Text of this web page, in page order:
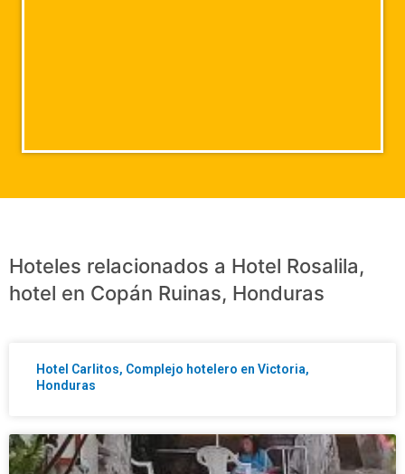
Hoteles relacionados a Hotel Rosalila,
hotel en Copán Ruinas, Honduras
Hotel Carlitos, Complejo hotelero en Victoria,
Honduras